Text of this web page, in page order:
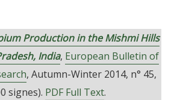
Production in the Mishmi Hills
India, European Bulletin of
, Autumn-Winter 2014, n° 45,
signes). PDF Full Text.